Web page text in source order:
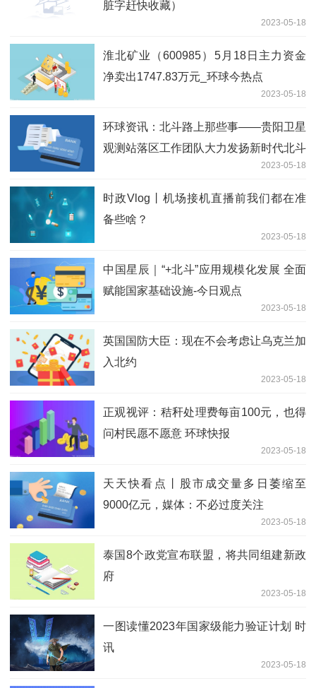
脏字赶快收藏）
2023-05-18
淮北矿业（600985）5月18日主力资金
净卖出1747.83万元_环球今热点
2023-05-18
环球资讯：北斗路上那些事——贵阳卫星
观测站落区工作团队大力发扬新时代北斗
2023-05-18
时政Vlog丨机场接机直播前我们都在准
备些啥？
2023-05-18
中国星辰｜“+北斗”应用规模化发展 全面
赋能国家基础设施-今日观点
2023-05-18
英国国防大臣：现在不会考虑让乌克兰加
入北约
2023-05-18
正观视评：秸秆处理费每亩100元，也得
问村民愿不愿意 环球快报
2023-05-18
天天快看点丨股市成交量多日萎缩至
9000亿元，媒体：不必过度关注
2023-05-18
泰国8个政党宣布联盟，将共同组建新政
府
2023-05-18
一图读懂2023年国家级能力验证计划 时
讯
2023-05-18